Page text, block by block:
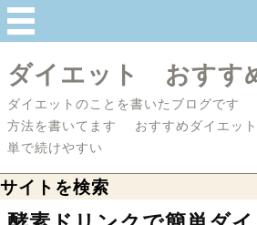
ダイエット おすす
ダイエットのことを書いたブログです
方法を書いてます おすすめダイエッ
単で続けやすい
サイトを検索